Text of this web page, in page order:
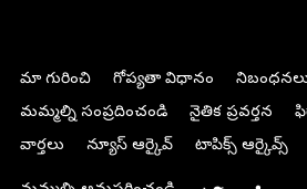
మా గురించి గోప్యతా విధానం
మమ్మల్ని సంప్రదించండి
నైతిక ప్రవర్తన
వార్తలు
న్యూస్ ఆర్కైవ్ టాపిక్స్ ఆర్కైవ్స్